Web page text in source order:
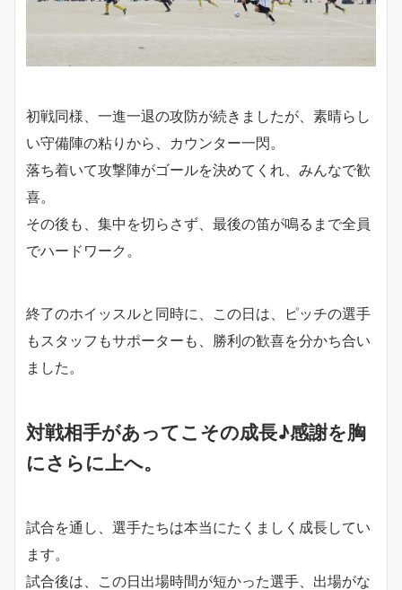
初戦同様、一進一退の攻防が続きましたが、素晴らし
い守備陣の粘りから、カウンター一閃。
落ち着いて攻撃陣がゴールを決めてくれ、みんなで歓
喜。
その後も、集中を切らさず、最後の笛が鳴るまで全員
でハードワーク。
終了のホイッスルと同時に、この日は、ピッチの選手
もスタッフもサポーターも、勝利の歓喜を分かち合い
ました。
対戦相手があってこその成長♪感謝を胸
にさらに上へ。
試合を通し、選手たちは本当にたくましく成長してい
ます。
試合後は、この日出場時間が短かった選手、出場がな